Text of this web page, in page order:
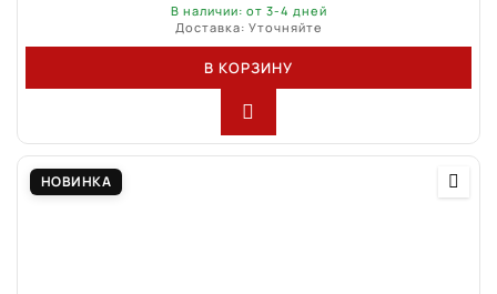
В наличии: от 3-4 дней
Доставка: Уточняйте
В КОРЗИНУ
НОВИНКА